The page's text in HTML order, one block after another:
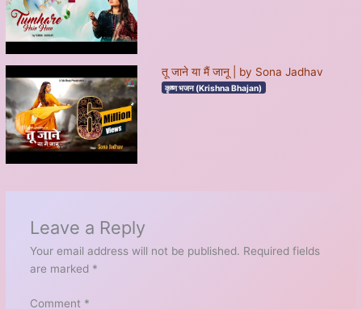
तू जाने या मैं जानू | by Sona Jadhav
कृष्ण भजन (Krishna Bhajan)
Leave a Reply
Your email address will not be published. Required fields
are marked *
Comment *